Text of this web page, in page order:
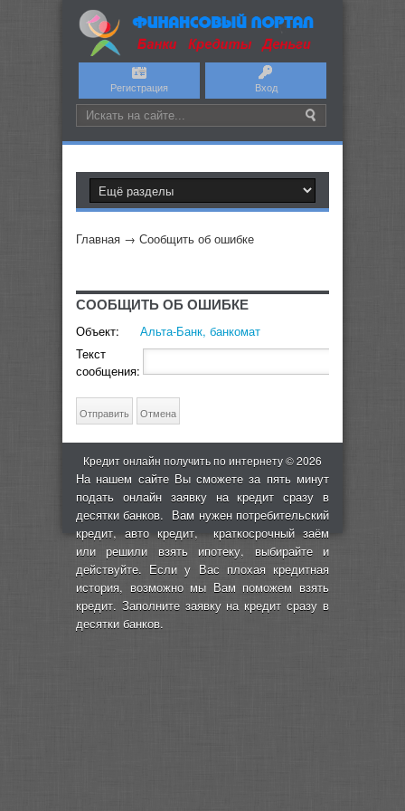
Регистрация Вход
Главная → Сообщить об ошибке
СООБЩИТЬ ОБ ОШИБКЕ
Объект:
Альта-Банк, банкомат
Текст
сообщения:
Кредит онлайн получить по интернету © 2026
На нашем сайте Вы сможете за пять минут
подать онлайн заявку на кредит сразу в
десятки банков. Вам нужен потребительский
кредит, авто кредит, краткосрочный заём
или решили взять ипотеку, выбирайте и
действуйте. Если у Вас плохая кредитная
история, возможно мы Вам поможем взять
кредит. Заполните заявку на кредит сразу в
десятки банков.